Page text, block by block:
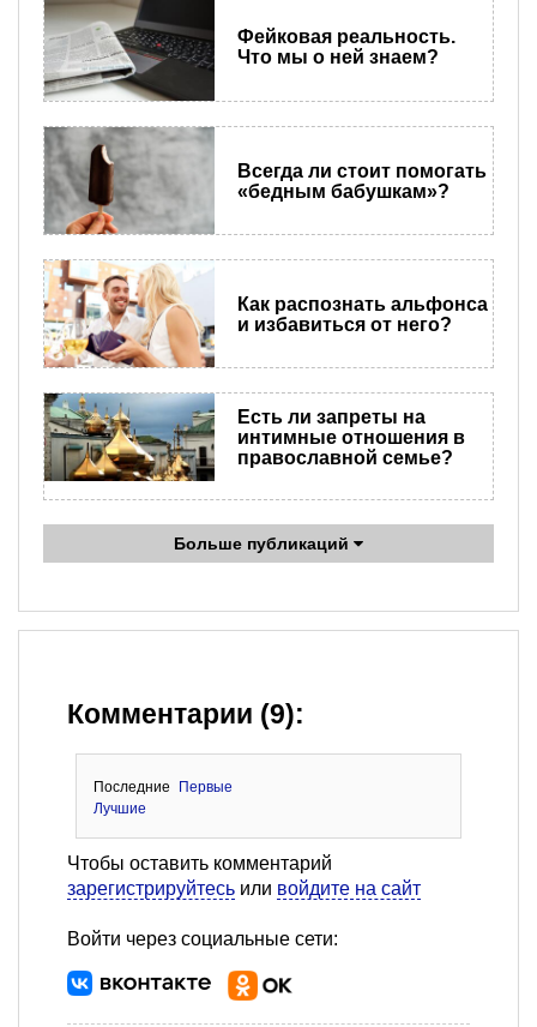
Фейковая реальность.
Что мы о ней знаем?
Всегда ли стоит помогать
«бедным бабушкам»?
Как распознать альфонса
и избавиться от него?
Есть ли запреты на
интимные отношения в
православной семье?
Больше публикаций
Комментарии (9):
Последние
Первые
Лучшие
Чтобы оставить комментарий
зарегистрируйтесь или войдите на сайт
Войти через социальные сети: